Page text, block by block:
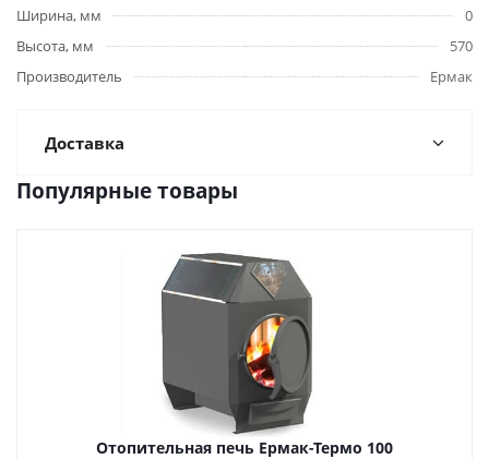
Ширина, мм
0
Высота, мм
570
Производитель
Ермак
Доставка
Популярные товары
Отопительная печь Ермак-Термо 100